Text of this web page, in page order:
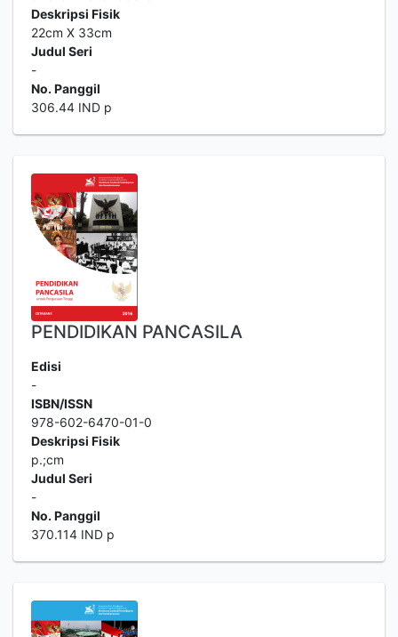
Deskripsi Fisik
22cm X 33cm
Judul Seri
-
No. Panggil
306.44 IND p
PENDIDIKAN PANCASILA
Edisi
-
ISBN/ISSN
978-602-6470-01-0
Deskripsi Fisik
p.;cm
Judul Seri
-
No. Panggil
370.114 IND p